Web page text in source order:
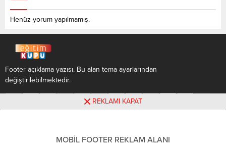
yıllık )üniversite yerleştirme
puanlarıdır. Sayfamızdaki
verilerin...
puanları 2022,4 yıllık...
Henüz yorum yapılmamış.
Footer açıklama yazısı. Bu alan tema ayarlarından
değiştirilebilmektedir.
REKLAMI KAPAT
MOBİL FOOTER REKLAM ALANI